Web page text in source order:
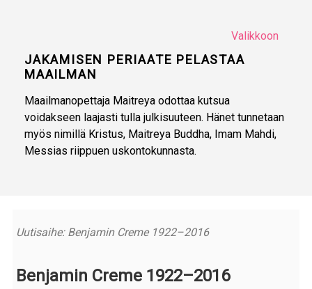
Valikkoon
JAKAMISEN PERIAATE PELASTAA
MAAILMAN
Maailmanopettaja Maitreya odottaa kutsua
voidakseen laajasti tulla julkisuuteen. Hänet tunnetaan
myös nimillä Kristus, Maitreya Buddha, Imam Mahdi,
Messias riippuen uskontokunnasta.
Uutisaihe: Benjamin Creme 1922–2016
Benjamin Creme 1922–2016